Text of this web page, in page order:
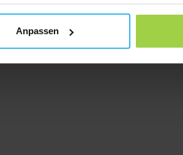
Anpassen